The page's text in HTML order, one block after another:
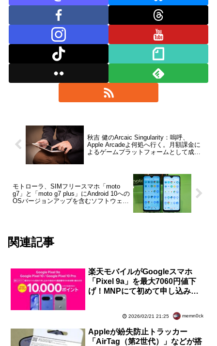
秋吉 健のArcaic Singularity：嗚呼、
Apple Arcadeよ何処へ行く。月額課金に
よるゲームプラットフォームとして成功
モトローラ、SIMフリースマホ「moto
g7」と「moto g7 plus」にAndroid 10への
OSバージョンアップを含むソフトウェア
関連記事
楽天モバイルがGoogleスマホ
「Pixel 9a」を最大7060円値下
げ！MNPにて初めて申し込みな
2026/02/21 21:25 memn0ck
Appleが紛失防止トラッカー
「AirTag（第2世代）」などが搭